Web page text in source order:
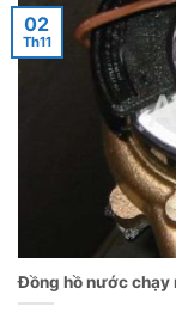
Đồng hồ nước chạy
02
Th11